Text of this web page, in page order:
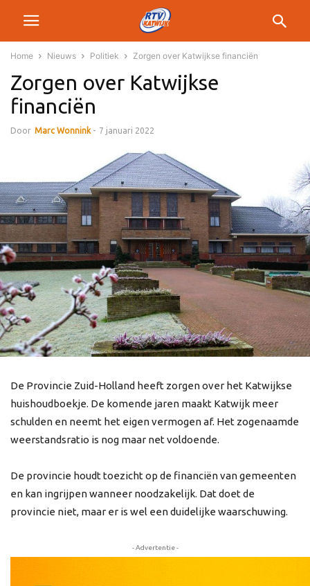
Home Nieuws Politiek Zorgen over Katwijkse financiën
Zorgen over Katwijkse
financiën
Door Marc Wonnink - 7 januari 2022
De Provincie Zuid-Holland heeft zorgen over het Katwijkse
huishoudboekje. De komende jaren maakt Katwijk meer
schulden en neemt het eigen vermogen af. Het zogenaamde
weerstandsratio is nog maar net voldoende.
De provincie houdt toezicht op de financiën van gemeenten
en kan ingrijpen wanneer noodzakelijk. Dat doet de
provincie niet, maar er is wel een duidelijke waarschuwing.
- Advertentie -